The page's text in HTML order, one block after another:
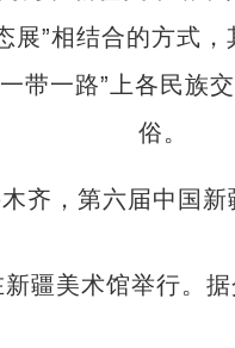
齐，第六届中国
新疆美术馆举行。